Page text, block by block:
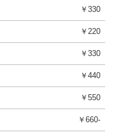
￥330
￥220
￥330
￥440
￥550
￥660-